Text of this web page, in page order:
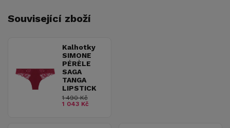
Související zboží
Kalhotky
SIMONE
PÉRÈLE
SAGA
TANGA
LIPSTICK
1 490 Kč
1 043 Kč